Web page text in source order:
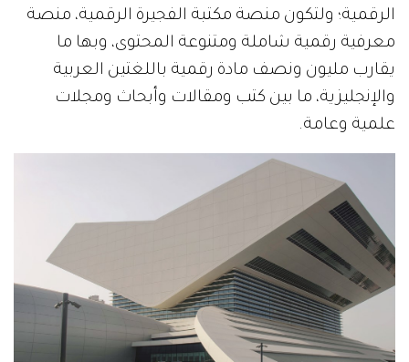
الرقمية؛ ولتكون منصة مكتبة الفجيرة الرقمية، منصة
معرفية رقمية شاملة ومتنوعة المحتوى، وبها ما
يقارب مليون ونصف مادة رقمية باللغتين العربية
والإنجليزية، ما بين كتب ومقالات وأبحاث ومجلات
علمية وعامة.